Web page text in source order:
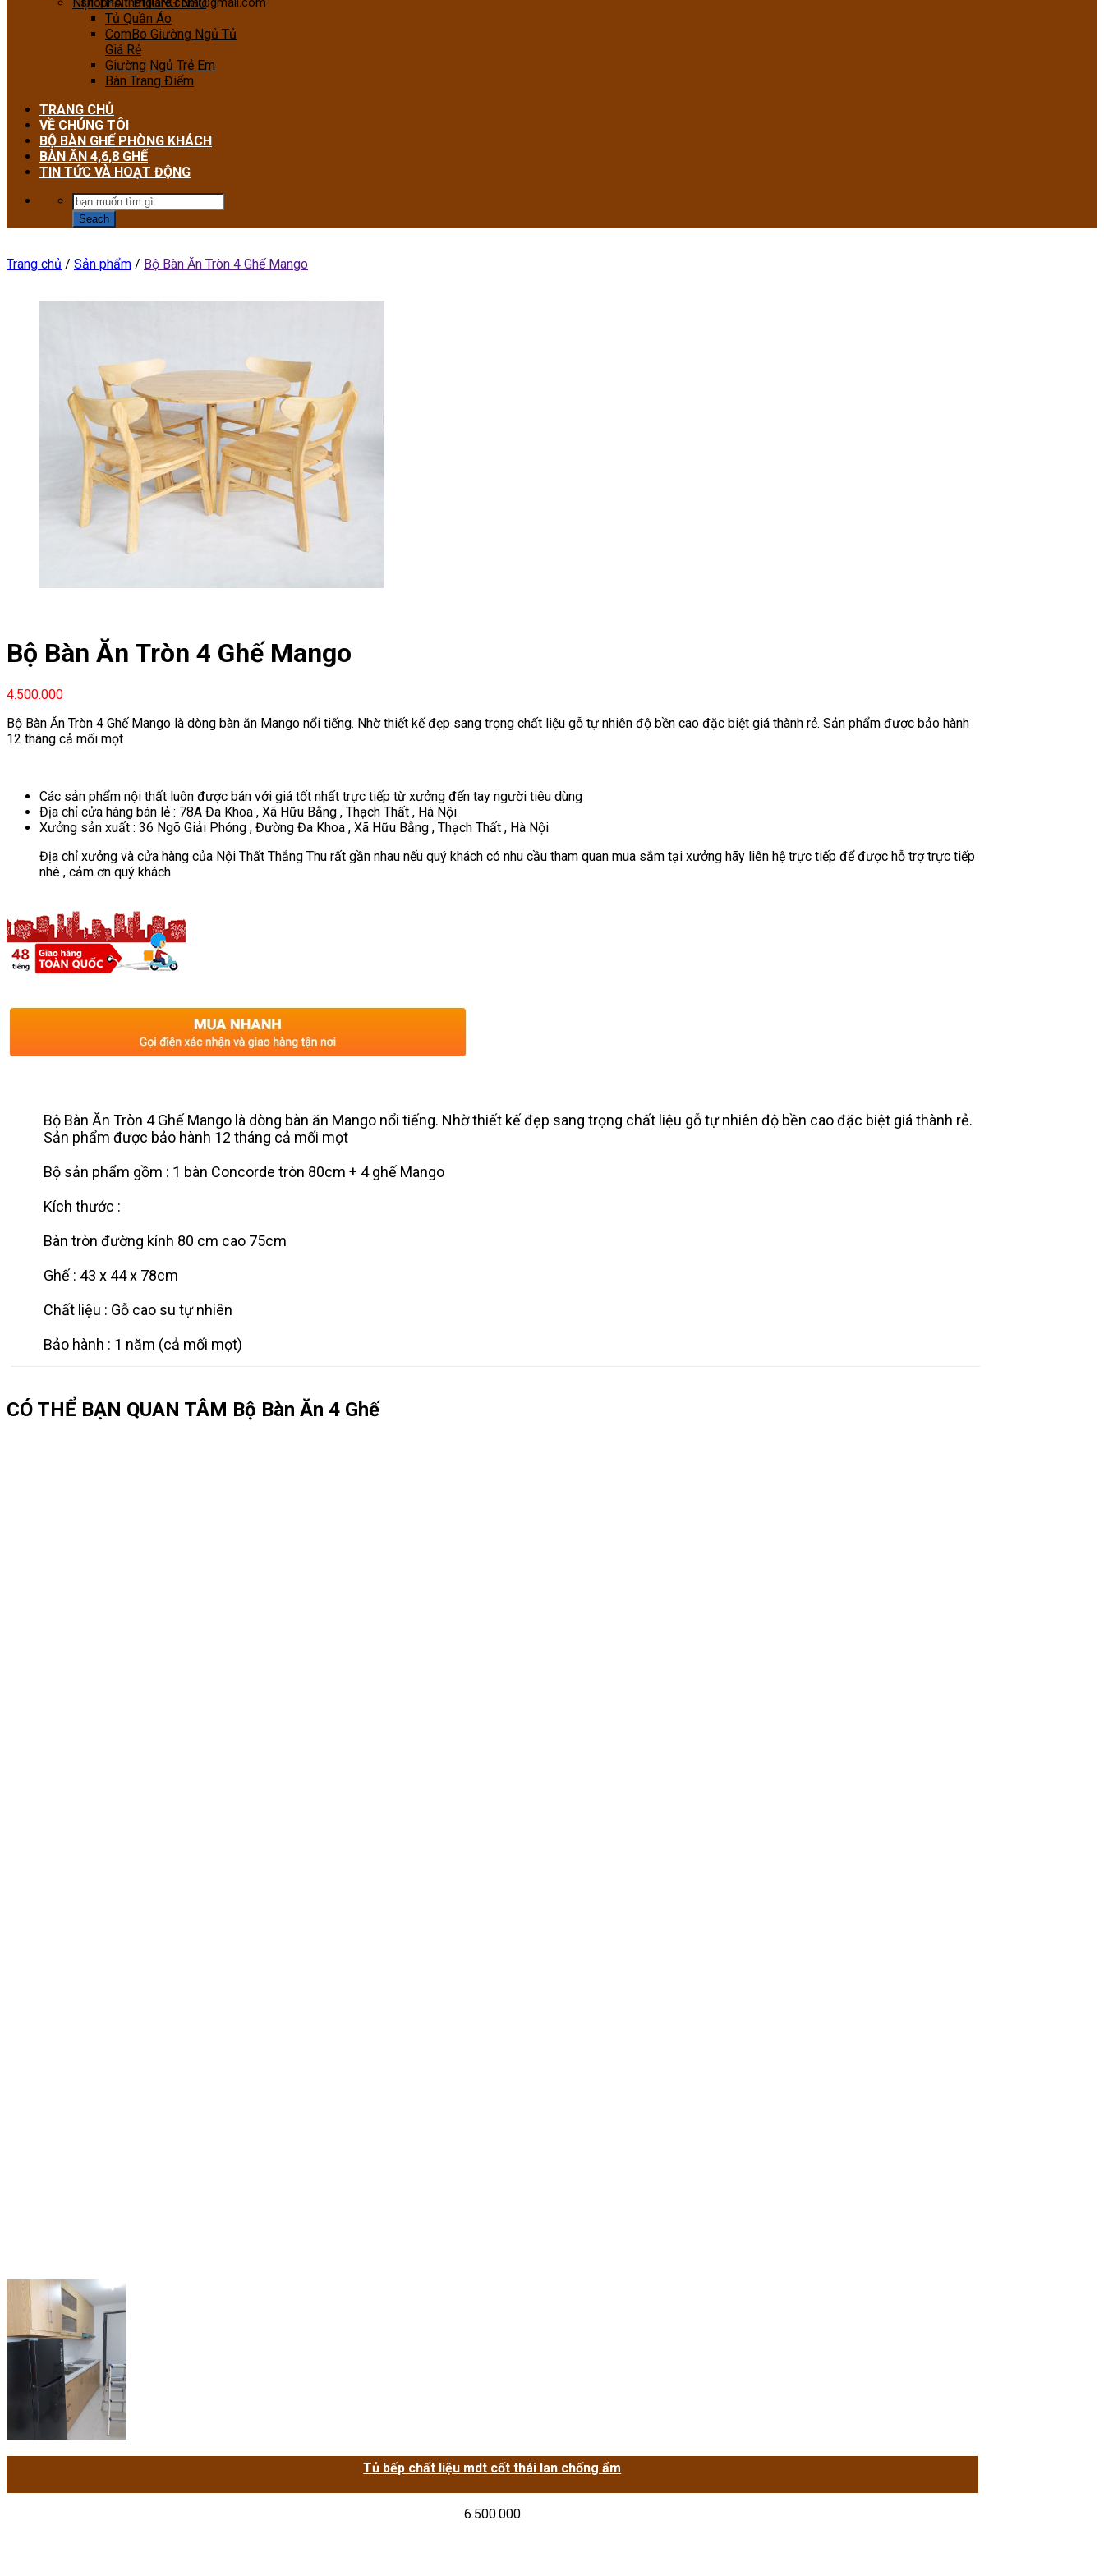
Tủ Quần Áo
ComBo Giường Ngủ Tủ
Giá Rẻ
Giường Ngủ Trẻ Em
Bàn Trang Điểm
TRANG CHỦ
VỀ CHÚNG TÔI
BỘ BÀN GHẾ PHÒNG KHÁCH
BÀN ĂN 4,6,8 GHẾ
TIN TỨC VÀ HOẠT ĐỘNG
Trang chủ / Sản phẩm / Bộ Bàn Ăn Tròn 4 Ghế Mango
Bộ Bàn Ăn Tròn 4 Ghế Mango
4.500.000
Bộ Bàn Ăn Tròn 4 Ghế Mango là dòng bàn ăn Mango nổi tiếng. Nhờ thiết kế đẹp sang trọng chất liệu gỗ tự nhiên độ bền cao đặc biệt giá thành rẻ. Sản phẩm được bảo hành
12 tháng cả mối mọt
Các sản phẩm nội thất luôn được bán với giá tốt nhất trực tiếp từ xưởng đến tay người tiêu dùng
Địa chỉ cửa hàng bán lẻ : 78A Đa Khoa , Xã Hữu Bằng , Thạch Thất , Hà Nội
Xưởng sản xuất : 36 Ngõ Giải Phóng , Đường Đa Khoa , Xã Hữu Bằng , Thạch Thất , Hà Nội
Địa chỉ xưởng và cửa hàng của Nội Thất Thắng Thu rất gần nhau nếu quý khách có nhu cầu tham quan mua sắm tại xưởng hãy liên hệ trực tiếp để được hỗ trợ trực tiếp
nhé , cảm ơn quý khách
Bộ Bàn Ăn Tròn 4 Ghế Mango là dòng bàn ăn Mango nổi tiếng. Nhờ thiết kế đẹp sang trọng chất liệu gỗ tự nhiên độ bền cao đặc biệt giá thành rẻ.
Sản phẩm được bảo hành 12 tháng cả mối mọt
Bộ sản phẩm gồm : 1 bàn Concorde tròn 80cm + 4 ghế Mango
Kích thước :
Bàn tròn đường kính 80 cm cao 75cm
Ghế : 43 x 44 x 78cm
Chất liệu : Gỗ cao su tự nhiên
Bảo hành : 1 năm (cả mối mọt)
CÓ THỂ BẠN QUAN TÂM Bộ Bàn Ăn 4 Ghế
Tủ bếp chất liệu mdt cốt thái lan chống ẩm
6.500.000